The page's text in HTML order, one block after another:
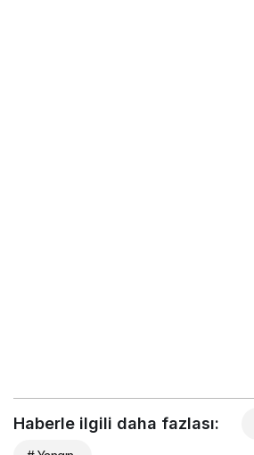
Haberle ilgili daha fazlası: